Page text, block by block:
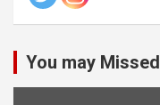
You may Missed